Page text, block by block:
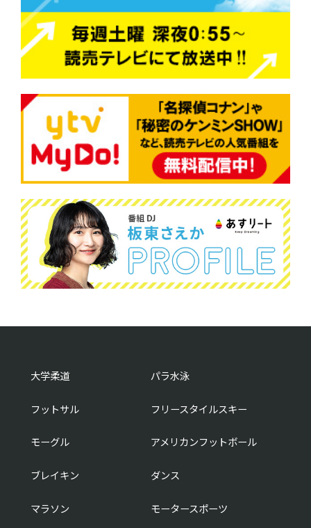
大学柔道 パラ水泳
フットサル フリースタイルスキー
モーグル アメリカンフットボール
ブレイキン ダンス
マラソン モータースポーツ